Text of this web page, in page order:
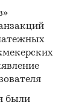
и базы
ООН
были